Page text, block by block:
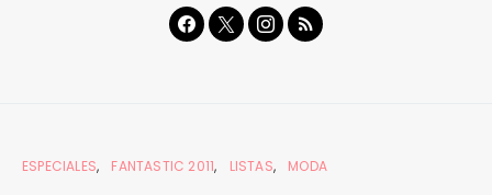
ESPECIALES FANTASTIC 2011 LISTAS MODA